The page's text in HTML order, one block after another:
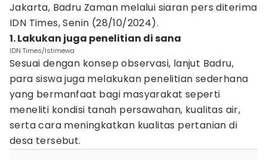
Jakarta, Badru Zaman melalui siaran pers diterima
IDN Times, Senin (28/10/2024).
1. Lakukan juga penelitian di sana
IDN Times/Istimewa
Sesuai dengan konsep observasi, lanjut Badru,
para siswa juga melakukan penelitian sederhana
yang bermanfaat bagi masyarakat seperti
meneliti kondisi tanah persawahan, kualitas air,
serta cara meningkatkan kualitas pertanian di
desa tersebut.